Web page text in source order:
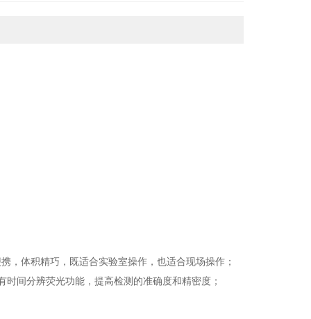
体积精巧，既适合实验室操作，也适合现场操作；
间分辨荧光功能，提高检测的准确度和精密度；